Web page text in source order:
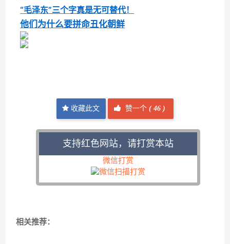
“毛泽东”三个字真是无可替代！
他们为什么要拼命丑化朝鲜
收藏此文 赞一个( 46 )
支持红色网站，请打赏本站
微信打赏
相关推荐：